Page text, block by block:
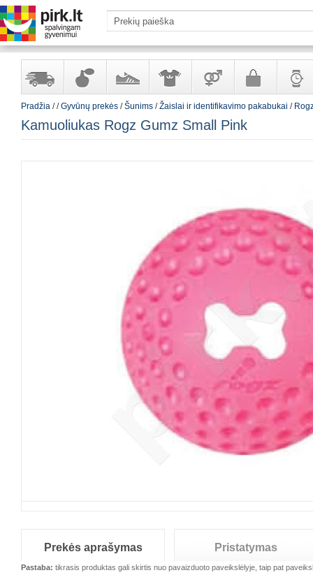
sandėlyje
ir
kosmetika
ir
aksesuarai
suaugusiems
Pradžia //Gyvūnų prekės /Šunims /Žaislai ir identifikavimo pakabukai /
Kamuoliukas Rogz Gumz Small Pink
Prekės aprašymas Pristatymas
Pastaba: tikrasis produktas gali skirtis nuo pavaizduoto paveikslėlyje, taip pat